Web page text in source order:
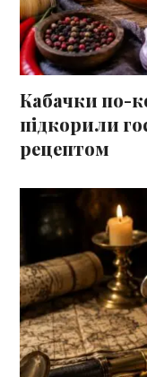
Кабачки по-
підкорили
рецептом